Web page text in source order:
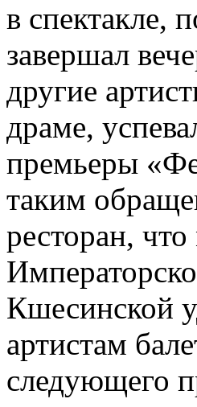
в спектакле,
завершал
другие
драме,
премьеры
таким
ресторан,
Кшесинской
артистам
следующего